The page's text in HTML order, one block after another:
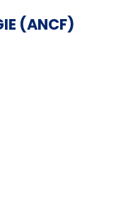
(ANCF)